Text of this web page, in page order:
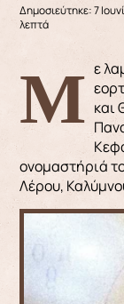
Δημοσιεύτηκε: 7
λεπτά
Με λαμπρότητα και μεγαλοπρέπεια και
ονομαστήριά
Λέρου,